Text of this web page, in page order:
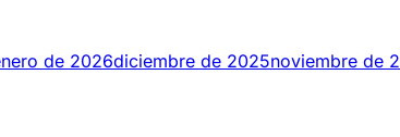
de 2026diciembre de 2025noviembre de